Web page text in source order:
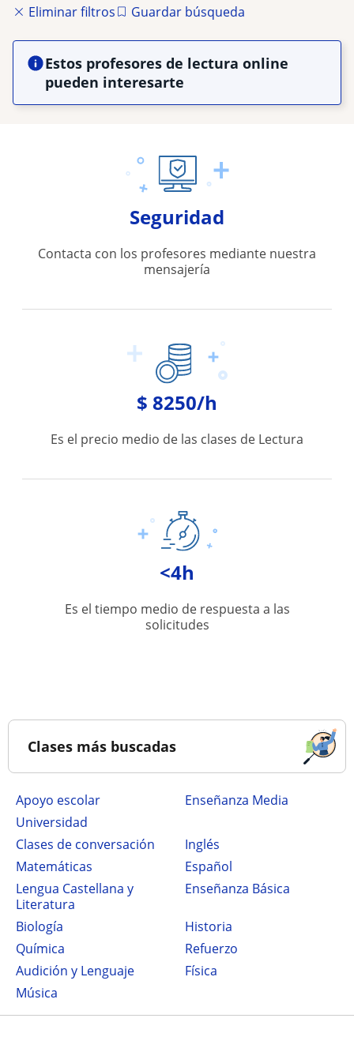
Eliminar filtros Guardar búsqueda
Estos profesores de lectura online
pueden interesarte
Seguridad
Contacta con los profesores mediante nuestra
mensajería
$ 8250/h
Es el precio medio de las clases de Lectura
<4h
Es el tiempo medio de respuesta a las
solicitudes
Clases más buscadas
Apoyo escolar
Enseñanza Media
Universidad
Clases de conversación
Inglés
Matemáticas
Español
Lengua Castellana y
Literatura
Enseñanza Básica
Biología
Historia
Química
Refuerzo
Audición y Lenguaje
Física
Música